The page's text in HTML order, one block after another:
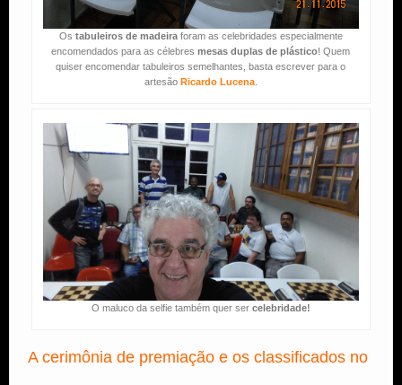
Os tabuleiros de madeiraforam as celebridades especialmente
encomendados para as célebresmesas duplas de plástico! Quem
quiser encomendar tabuleiros semelhantes, basta escrever para o
artesão Ricardo Lucena.
O maluco da selfie também quer ser celebridade!
A cerimônia de premiação e os classificados no